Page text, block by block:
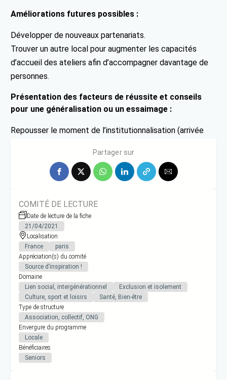
Améliorations futures possibles :
Développer de nouveaux partenariats.
Trouver un autre local pour augmenter les capacités
d’accueil des ateliers afin d’accompagner davantage de
personnes.
Présentation des facteurs de réussite et conseils
pour une généralisation ou un essaimage :
Repousser le moment de l’institutionnalisation (arrivée
Partager sur
COMITÉ DE LECTURE
Date de lecture de la fiche
21/04/2021
Localisation
France
paris
Appréciation(s) du comité
Source d’inspiration !
Domaine
Lien social, intergénérationnel
Exclusion et isolement
Culture, sport et loisirs
Santé, Bien-être
Type de structure
Association, collectif, ONG
Envergure du programme
Locale
Bénéficiaires
Seniors